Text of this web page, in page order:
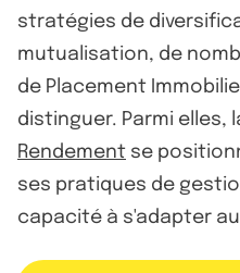
stratégies de
mutualisation, de
de Placement
distinguer. Parmi elles,
Rendement se
ses pratiques de
capacité à s'adapter